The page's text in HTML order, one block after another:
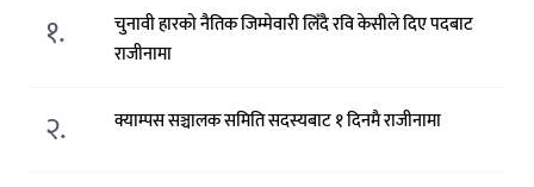
१.
चुनावी हारको नैतिक जिम्मेवारी लिँदै रवि केसीले दिए पदबाट
राजीनामा
२. क्याम्पस सञ्चालक समिति सदस्यबाट १ दिनमै राजीनामा